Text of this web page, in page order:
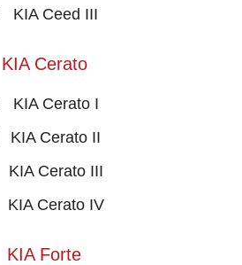
KIA Ceed III
KIA Cerato
KIA Cerato I
KIA Cerato II
KIA Cerato III
KIA Cerato IV
KIA Forte